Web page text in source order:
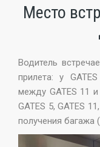
Место
Водитель
прилета: у
между GATES 11 и
GATES 5, GATES
получения багажа